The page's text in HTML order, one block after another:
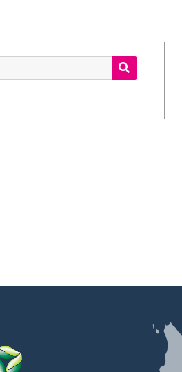
SEARCH